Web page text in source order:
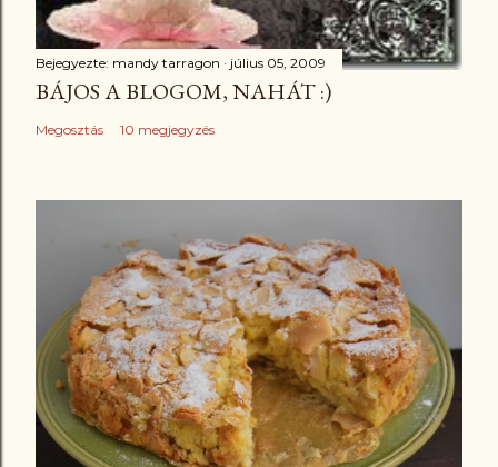
Bejegyezte: mandy tarragon július 05, 2009
BÁJOS A BLOGOM, NAHÁT :)
Megosztás 10 megjegyzés